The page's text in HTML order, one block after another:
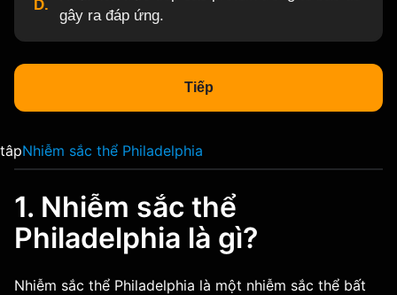
D.
gây ra đáp ứng.
Tiếp
tâpNhiễm sắc thể Philadelphia
1. Nhiễm sắc thể
Philadelphia là gì?
Nhiễm sắc thể Philadelphia là một nhiễm sắc thể bất